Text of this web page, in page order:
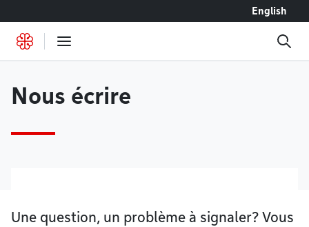
English
Nous écrire
Une question, un problème à signaler? Vous